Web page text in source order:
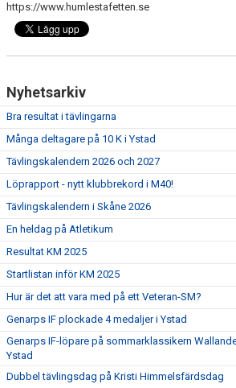
https://www.humlestafetten.se
Nyhetsarkiv
Bra resultat i tävlingarna
Många deltagare på 10 K i Ystad
Tävlingskalendern 2026 och 2027
Löprapport - nytt klubbrekord i M40!
Tävlingskalendern i Skåne 2026
En heldag på Atletikum
Resultat KM 2025
Startlistan inför KM 2025
Hur är det att vara med på ett Veteran-SM?
Genarps IF plockade 4 medaljer i Ystad
Genarps IF-löpare på sommarklassikern
Ystad
Dubbel tävlingsdag på Kristi Himmelsfärdsdag